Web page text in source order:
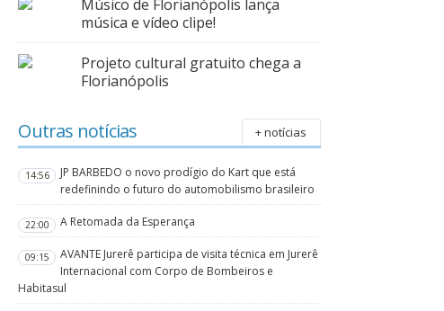
Músico de Florianópolis lança
música e vídeo clipe!
Projeto cultural gratuito chega a
Florianópolis
Outras notícias + notícias
14:56
JP BARBEDO o novo prodígio do Kart que está
redefinindo o futuro do automobilismo brasileiro
22:00 A Retomada da Esperança
09:15
AVANTE Jurerê participa de visita técnica em Jurerê
Internacional com Corpo de Bombeiros e
Habitasul